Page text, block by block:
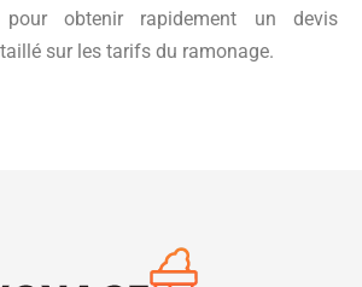
obtenir rapidement un devis
sur les tarifs du ramonage.